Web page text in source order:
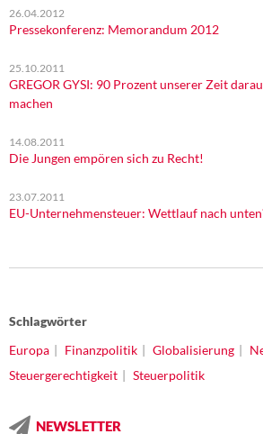
26.04.2012
Pressekonferenz: Memorandum 2012
25.10.2011
GREGOR GYSI: 90 Prozent unserer Zeit
machen
14.08.2011
Die Jungen empören sich zu Recht!
23.07.2011
EU-Unternehmensteuer: Wettlauf nach
Schlagwörter
Europa
Finanzpolitik Globalisierung
Steuergerechtigkeit
Steuerpolitik
NEWSLETTER